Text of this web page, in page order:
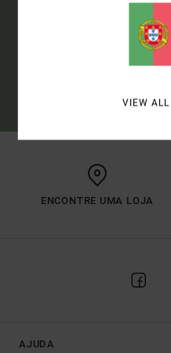
ENCONTRE UMA LOJA
AJUDA
VIEW ALL